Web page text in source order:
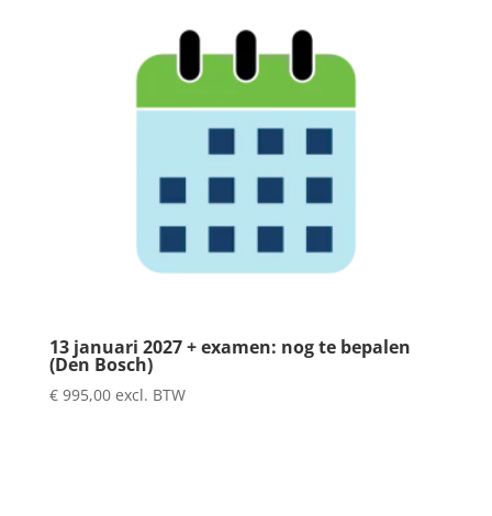
13 januari 2027 + examen: nog te bepalen
(Den Bosch)
€995,00 excl. BTW